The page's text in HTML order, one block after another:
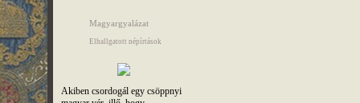
Magyargyalázat
Elhallgatott népírtások
Akiben csordogál egy csöppnyi